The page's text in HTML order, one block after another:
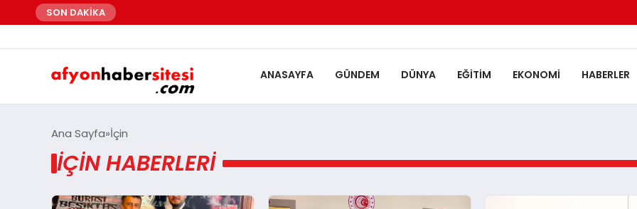
SON DAKİKA
ANASAYFA GÜNDEM DÜNYA EĞITIM EKONOMI HABERLER
Ana Sayfa İçin
İÇIN HABERLERI